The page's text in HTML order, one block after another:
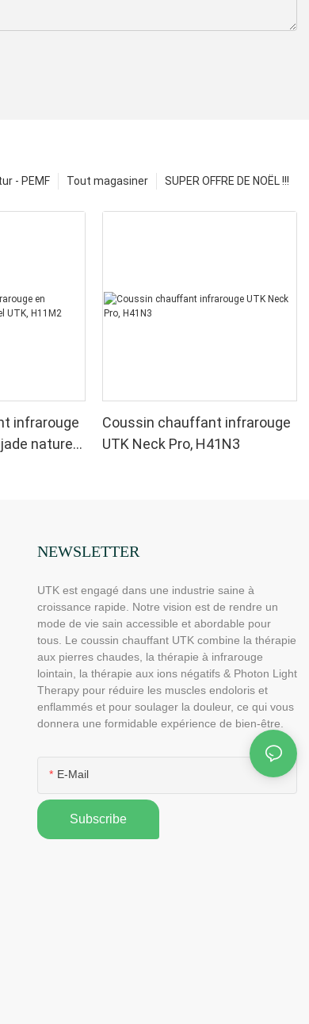
SUPER OFFRE DE NOËL !!!
Tout magasiner
- PEMF
infrarouge
naturel
Coussin chauffant infrarouge
UTK Neck Pro, H41N3
NEWSLETTER
UTK est engagé dans une industrie saine à
croissance rapide. Notre vision est de rendre un
mode de vie sain accessible et abordable pour
tous. Le coussin chauffant UTK combine la thérapie
aux pierres chaudes, la thérapie à infrarouge
lointain, la thérapie aux ions négatifs & Photon Light
Therapy pour réduire les muscles endoloris et
enflammés et pour soulager la douleur, ce qui vous
donnera une formidable expérience de bien-être.
E-Mail
Subscribe